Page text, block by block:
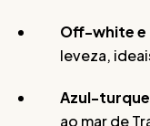
Off-white e
leveza,
Azul-
ao mar de